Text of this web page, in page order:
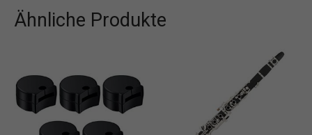
Ähnliche Produkte